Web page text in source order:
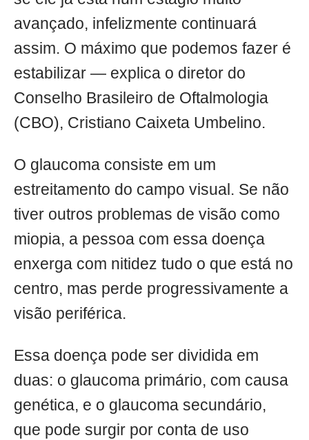
avançado, infelizmente continuará
assim. O máximo que podemos fazer é
estabilizar — explica o diretor do
Conselho Brasileiro de Oftalmologia
(CBO), Cristiano Caixeta Umbelino.
O glaucoma consiste em um
estreitamento do campo visual. Se não
tiver outros problemas de visão como
miopia, a pessoa com essa doença
enxerga com nitidez tudo o que está no
centro, mas perde progressivamente a
visão periférica.
Essa doença pode ser dividida em
duas: o glaucoma primário, com causa
genética, e o glaucoma secundário,
que pode surgir por conta de uso